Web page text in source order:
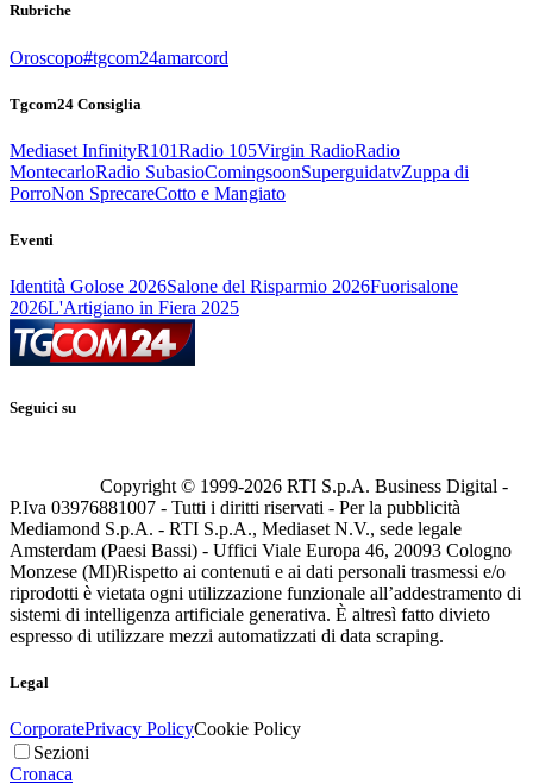
Rubriche
Oroscopo#tgcom24amarcord
Tgcom24 Consiglia
Mediaset InfinityR101Radio 105Virgin RadioRadio
MontecarloRadio SubasioComingsoonSuperguidatvZuppa di
PorroNon SprecareCotto e Mangiato
Eventi
Identità Golose 2026Salone del Risparmio 2026Fuorisalone
2026L'Artigiano in Fiera 2025
Seguici su
Copyright © 1999-2026 RTI S.p.A. Business Digital -
P.Iva 03976881007 - Tutti i diritti riservati - Per la pubblicità
Mediamond S.p.A. - RTI S.p.A., Mediaset N.V., sede legale
Amsterdam (Paesi Bassi) - Uffici Viale Europa 46, 20093 Cologno
Monzese (MI)Rispetto ai contenuti e ai dati personali trasmessi e/o
riprodotti è vietata ogni utilizzazione funzionale all’addestramento di
sistemi di intelligenza artificiale generativa. È altresì fatto divieto
espresso di utilizzare mezzi automatizzati di data scraping.
Legal
CorporatePrivacy PolicyCookie Policy
Sezioni
Cronaca